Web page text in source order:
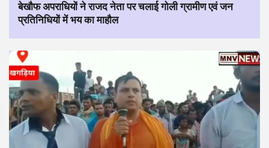
बेखौफ अपराधियों ने राजद नेता पर चलाई गोली ग्रामीण एवं जन
प्रतिनिधियों में भय का माहौल